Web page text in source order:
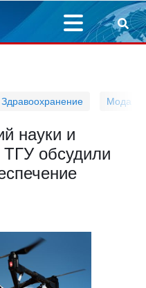
Здравоохранение Мода
науки и
обсудили